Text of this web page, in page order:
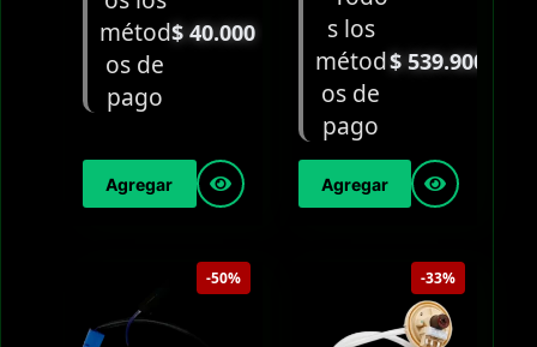
$40.000
Agregar
$539.900
Agregar
-50% -33%